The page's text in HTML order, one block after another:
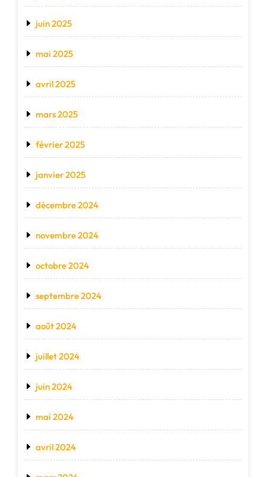
juin 2025
mai 2025
avril 2025
mars 2025
février 2025
janvier 2025
décembre 2024
novembre 2024
octobre 2024
septembre 2024
août 2024
juillet 2024
juin 2024
mai 2024
avril 2024